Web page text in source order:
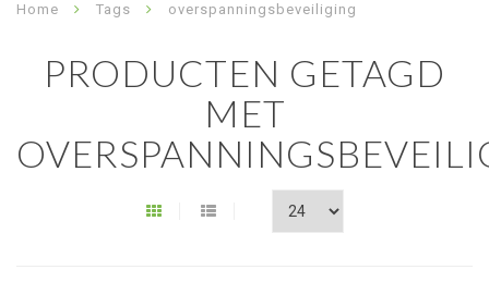
Home Tags overspanningsbeveiliging
PRODUCTEN GETAGD
MET